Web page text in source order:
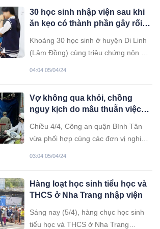
xuất hoán đổi ngày làm việc dịp nghỉ
lễ ngày Chiến thắng 30/4
30 học sinh nhập viện sau khi
ăn kẹo có thành phần gây rối
Khoảng 30 học sinh ở huyện Di Linh
(Lâm Đồng) cùng triệu chứng nôn ói,
04:04 05/04/24
Vợ không qua khỏi, chồng
nguy kịch do mâu thuẫn việc
Chiều 4/4, Công an quận Bình Tân
vừa phối hợp cùng các đơn vị nghiệp
đi mãi mãi, một người nguy kịch.
03:04 05/04/24
Hàng loạt học sinh tiểu học và
THCS ở Nha Trang nhập viện
Sáng nay (5/4), hàng chục học sinh
tiểu học và THCS ở Nha Trang